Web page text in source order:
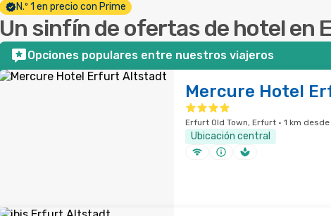
N.º 1 en precio con Prime
Un sinfín de ofertas de hotel en
Opciones populares entre nuestros viajeros
Mercure Hotel
Erfurt Old Town, Erfurt · 1 km
Ubicación central